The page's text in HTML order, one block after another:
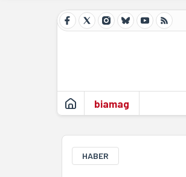
biamag
HABER